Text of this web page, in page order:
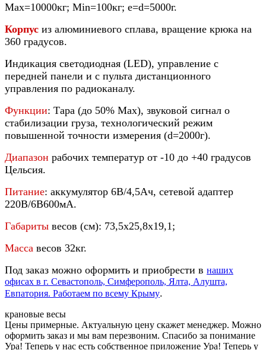
Мах=10000кг; Min=100кг; e=d=5000г.
Корпус из алюминиевого сплава, вращение крюка на
360 градусов.
Индикация светодиодная (LED), управление с
передней панели и с пульта дистанционного
управления по радиоканалу.
Функции: Тара (до 50% Мах), звуковой сигнал о
стабилизации груза, технологический режим
повышенной точности измерения (d=2000г).
Диапазон рабочих температур от -10 до +40 градусов
Цельсия.
Питание: аккумулятор 6В/4,5Ач, сетевой адаптер
220В/6В600мА.
Габариты весов (см): 73,5х25,8х19,1;
Масса весов 32кг.
Под заказ можно оформить и приобрести в наших
офисах в г. Севастополь, Симферополь, Ялта, Алушта,
Евпатория. Работаем по всему Крыму.
крановые весы
Цены примерные. Актуальную цену скажет менеджер. Можно
оформить заказ и мы вам перезвоним. Спасибо за понимание
Ура! Теперь у нас есть собственное приложение Ура! Теперь у